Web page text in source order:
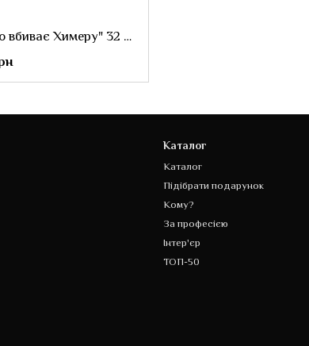
Статуетка "Беллерофонт, що вбиває Химеру" 32 см.
Каталог
Каталог
Підібрати подарунок
Кому?
За професією
Інтер'єр
ТОП-50